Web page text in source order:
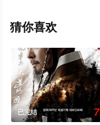
提前免费观看，更多
猜你喜欢
已完结